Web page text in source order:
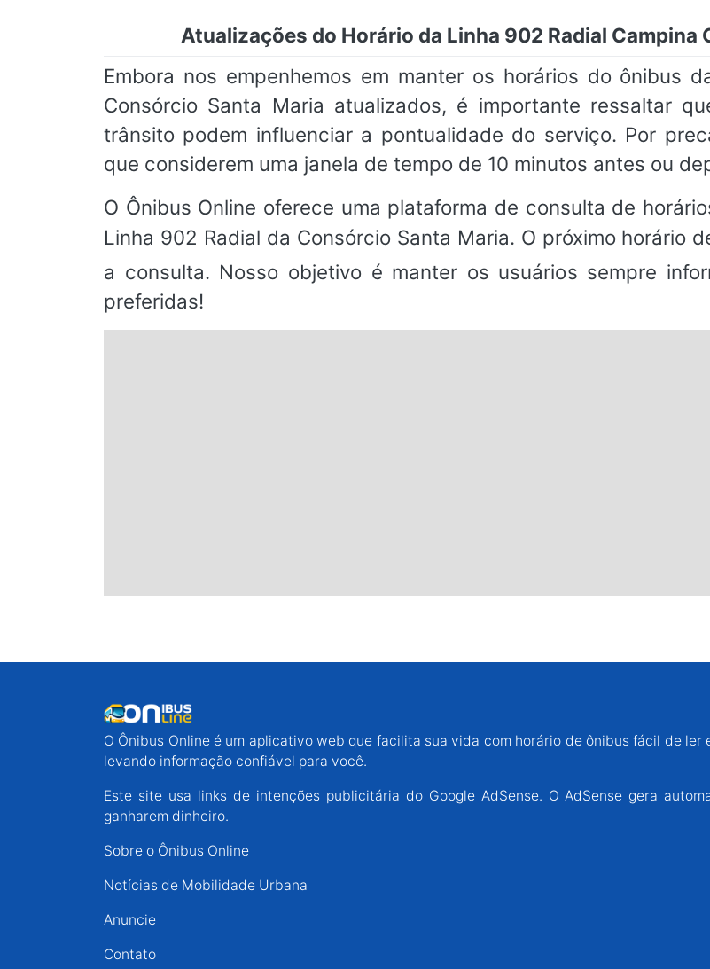
Atualizações do Horário da Linha 902 Radial Campina
Embora nos empenhemos em manter os horários do ônibus
Consórcio Santa Maria atualizados, é importante ressaltar
trânsito podem influenciar a pontualidade do serviço. Por
que considerem uma janela de tempo de 10 minutos antes ou
O Ônibus Online oferece uma plataforma de consulta de
Linha 902 Radial da Consórcio Santa Maria. O próximo horário
a consulta. Nosso objetivo é manter os usuários sempre
preferidas!
O Ônibus Online é um aplicativo web que facilita sua vida com horário de ônibus fácil de
levando informação confiável para você.
Este site usa links de intenções publicitária do Google AdSense. O AdSense gera
ganharem dinheiro.
Sobre o Ônibus Online
Notícias de Mobilidade Urbana
Anuncie
Contato